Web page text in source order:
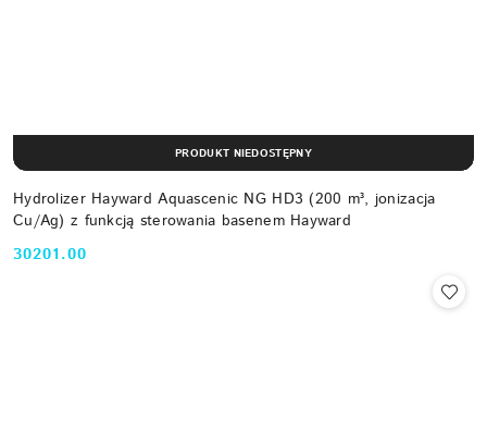
Hydrolizer Hayward Aquascenic NG HD3 (200 m³, jonizacja
Cu/Ag) z funkcją sterowania basenem Hayward
Cena:
30201.00
PRODUKT NIEDOSTĘPNY